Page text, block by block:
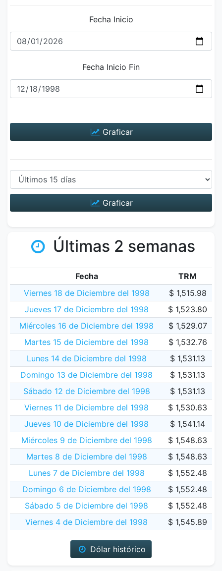
Fecha Inicio
Fecha Inicio Fin
Graficar
Graficar
Últimas 2 semanas
Fecha
TRM
Viernes 18 de Diciembre del 1998
$ 1,515.98
Jueves 17 de Diciembre del 1998
$ 1,523.80
Miércoles 16 de Diciembre del 1998
$ 1,529.07
Martes 15 de Diciembre del 1998
$ 1,532.76
Lunes 14 de Diciembre del 1998
$ 1,531.13
Domingo 13 de Diciembre del 1998
$ 1,531.13
Sábado 12 de Diciembre del 1998
$ 1,531.13
Viernes 11 de Diciembre del 1998
$ 1,530.63
Jueves 10 de Diciembre del 1998
$ 1,541.14
Miércoles 9 de Diciembre del 1998
$ 1,548.63
Martes 8 de Diciembre del 1998
$ 1,548.63
Lunes 7 de Diciembre del 1998
$ 1,552.48
Domingo 6 de Diciembre del 1998
$ 1,552.48
Sábado 5 de Diciembre del 1998
$ 1,552.48
Viernes 4 de Diciembre del 1998
$ 1,545.89
Dólar histórico